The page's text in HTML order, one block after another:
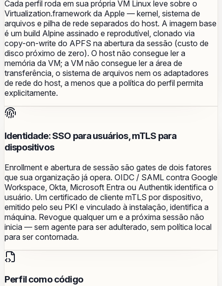
Cada perfil roda em sua própria VM Linux leve sobre o
Virtualization.framework da Apple — kernel, sistema de
arquivos e pilha de rede separados do host. A imagem base
é um build Alpine assinado e reprodutível, clonado via
copy-on-write do APFS na abertura da sessão (custo de
disco próximo de zero). O host não consegue ler a
memória da VM; a VM não consegue ler a área de
transferência, o sistema de arquivos nem os adaptadores
de rede do host, a menos que a política do perfil permita
explicitamente.
Identidade: SSO para usuários, mTLS para
dispositivos
Enrollment e abertura de sessão são gates de dois fatores
que sua organização já opera. OIDC / SAML contra Google
Workspace, Okta, Microsoft Entra ou Authentik identifica o
usuário. Um certificado de cliente mTLS por dispositivo,
emitido pelo seu PKI e vinculado à instalação, identifica a
máquina. Revogue qualquer um e a próxima sessão não
inicia — sem agente para ser adulterado, sem política local
para ser contornada.
Perfil como código